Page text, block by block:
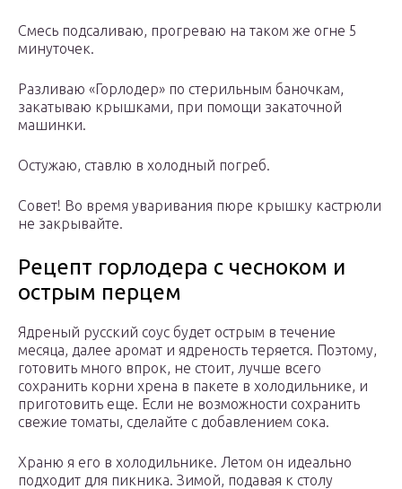
Смесь подсаливаю, прогреваю на таком же огне 5
минуточек.
Разливаю «Горлодер» по стерильным баночкам,
закатываю крышками, при помощи закаточной
машинки.
Остужаю, ставлю в холодный погреб.
Совет! Во время уваривания пюре крышку кастрюли
не закрывайте.
Рецепт горлодера с чесноком и
острым перцем
Ядреный русский соус будет острым в течение
месяца, далее аромат и ядреность теряется. Поэтому,
готовить много впрок, не стоит, лучше всего
сохранить корни хрена в пакете в холодильнике, и
приготовить еще. Если не возможности сохранить
свежие томаты, сделайте с добавлением сока.
Храню я его в холодильнике. Летом он идеально
подходит для пикника. Зимой, подавая к столу